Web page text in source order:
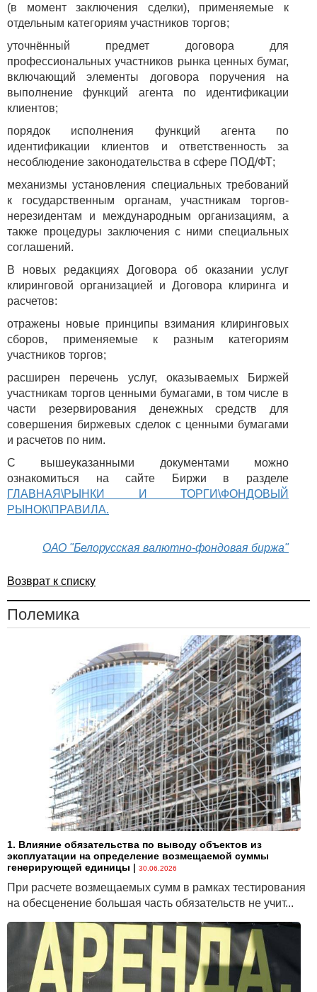
(в момент заключения сделки), применяемые к
отдельным категориям участников торгов;
уточнённый предмет договора для
профессиональных участников рынка ценных бумаг,
включающий элементы договора поручения на
выполнение функций агента по идентификации
клиентов;
порядок исполнения функций агента по
идентификации клиентов и ответственность за
несоблюдение законодательства в сфере ПОД/ФТ;
механизмы установления специальных требований
к государственным органам, участникам торгов-
нерезидентам и международным организациям, а
также процедуры заключения с ними специальных
соглашений.
В новых редакциях Договора об оказании услуг
клиринговой организацией и Договора клиринга и
расчетов:
отражены новые принципы взимания клиринговых
сборов, применяемые к разным категориям
участников торгов;
расширен перечень услуг, оказываемых Биржей
участникам торгов ценными бумагами, в том числе в
части резервирования денежных средств для
совершения биржевых сделок с ценными бумагами
и расчетов по ним.
С вышеуказанными документами можно
ознакомиться на сайте Биржи в разделе
ГЛАВНАЯ\РЫНКИ И ТОРГИ\ФОНДОВЫЙ
РЫНОК\ПРАВИЛА.
ОАО "Белорусская валютно-фондовая биржа"
Возврат к списку
Полемика
1. Влияние обязательства по выводу объектов из
эксплуатации на определение возмещаемой суммы
генерирующей единицы | 30.06.2026
При расчете возмещаемых сумм в рамках тестирования
на обесценение большая часть обязательств не учит...